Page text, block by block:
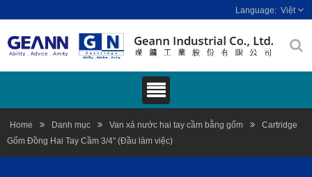
Việt
Home Danh mục Van xả nước hai tay cầm bằng gốm
Cartridge
Gốm Đồng Hai Tay Cầm 3/4" (Đầu làm việc)